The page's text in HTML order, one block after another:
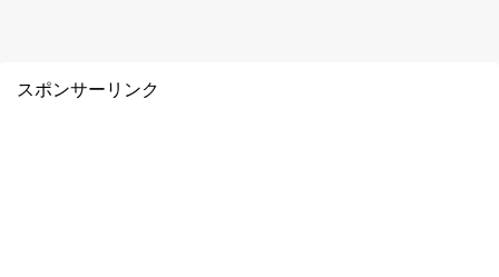
スポンサーリンク